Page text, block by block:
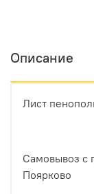
Описание
Лист
Самовывоз с
Поярково